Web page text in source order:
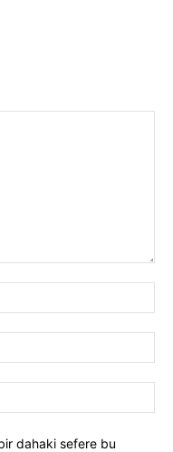
dahaki sefere bu